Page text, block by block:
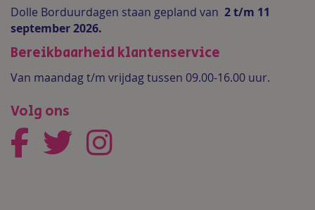
Dolle Borduurdagen staan gepland van 2 t/m 11
september 2026.
Bereikbaarheid klantenservice
Van maandag t/m vrijdag tussen 09.00-16.00 uur.
Volg ons